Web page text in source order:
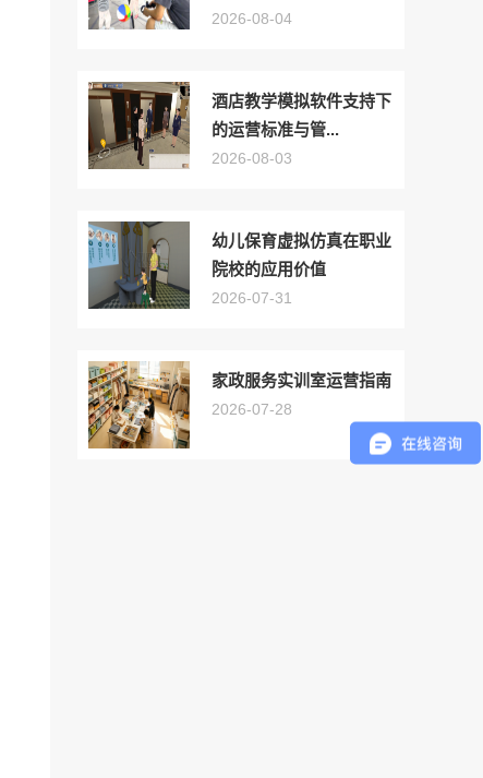
2026-08-04
酒店教学模拟软件支持下
的运营标准与管...
2026-08-03
幼儿保育虚拟仿真在职业
院校的应用价值
2026-07-31
家政服务实训室运营指南
2026-07-28